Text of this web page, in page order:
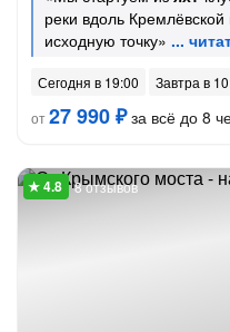
реки вдоль
исходную точку»
Сегодня в 19:00
Завтра в
от27 990 ₽за всё до 8
8 отзывов